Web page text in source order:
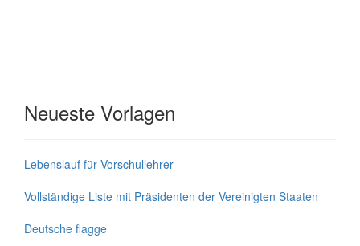
Neueste Vorlagen
Lebenslauf für Vorschullehrer
Vollständige Liste mit Präsidenten der Vereinigten Staaten
Deutsche flagge